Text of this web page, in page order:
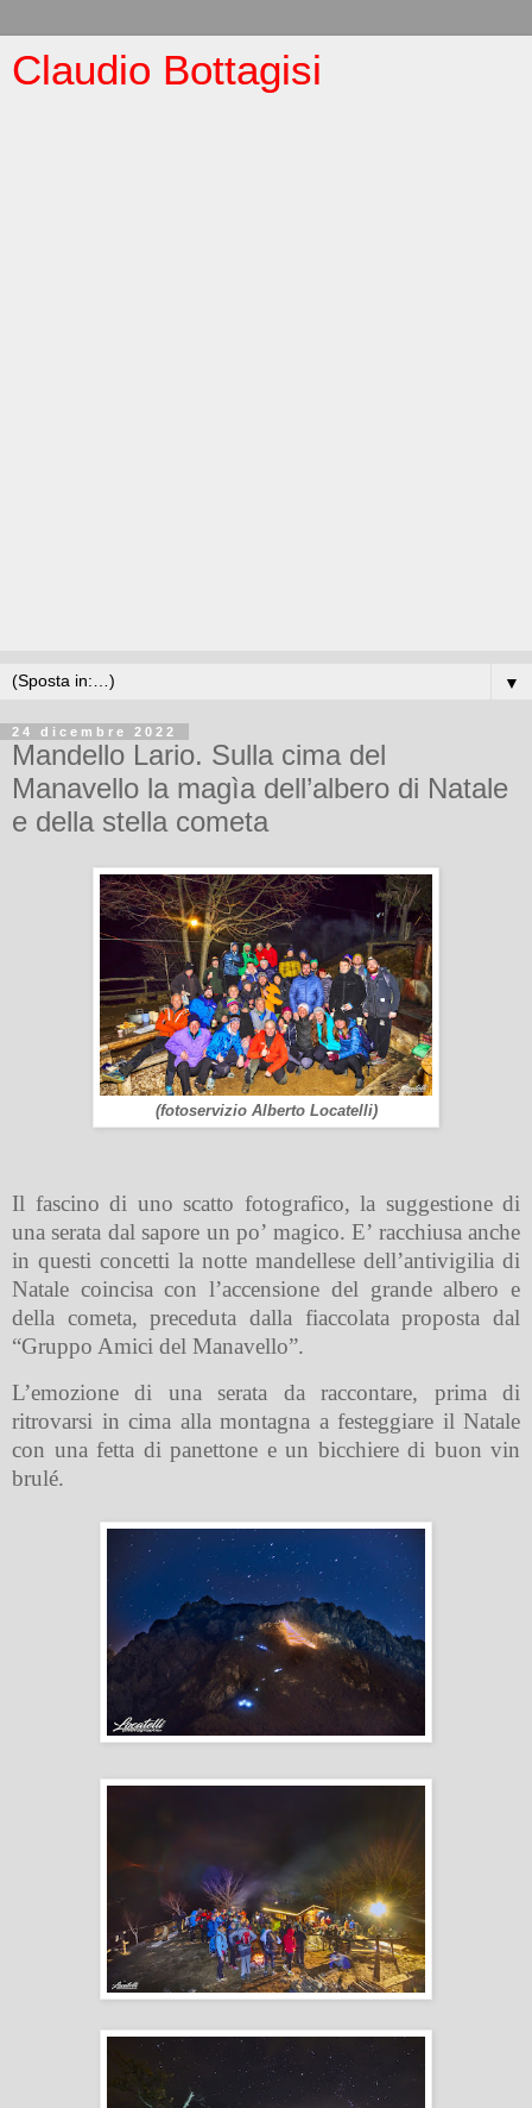
Claudio Bottagisi
▼
24 dicembre 2022
Mandello Lario. Sulla cima del
Manavello la magìa dell’albero di Natale
e della stella cometa
(fotoservizio Alberto Locatelli)
Il fascino di uno scatto fotografico, la suggestione di
una serata dal sapore un po’ magico. E’ racchiusa anche
in questi concetti la notte mandellese dell’antivigilia di
Natale coincisa con l’accensione del grande albero e
della cometa, preceduta dalla fiaccolata proposta dal
“Gruppo Amici del Manavello”.
L’emozione di una serata da raccontare, prima di
ritrovarsi in cima alla montagna a festeggiare il Natale
con una fetta di panettone e un bicchiere di buon vin
brulé.